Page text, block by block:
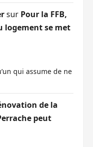
sur Pour la FFB,
logement se met
qui assume de ne
de la
peut